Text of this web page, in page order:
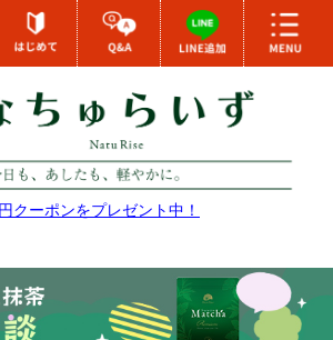
クーポンをプレゼント中！